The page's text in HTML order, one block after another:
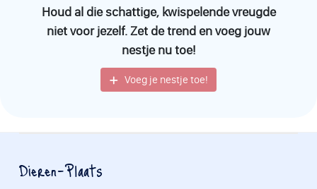
welzijn hoog in het vaandel hebben staan. Zo weet je zeker dat
je een gezonde, goed gesocialiseerde puppy in huis haalt die
vele jaren van liefde en vriendschap met zich mee zal brengen.
Het aanbieden van eenpuppy Argentijnse Dog
verantwoordelijkheid, maar de beloningen zijn onbetaalbaar.
Houd al die schattige, kwispelende vreugde
niet voor jezelf. Zet de trend en voeg jouw
nestje nu toe!
Voeg je nestje toe!
Dieren-Plaats